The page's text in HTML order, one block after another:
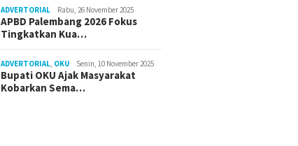
ADVERTORIAL Rabu, 26 November 2025
APBD Palembang 2026 Fokus
Tingkatkan Kua…
ADVERTORIAL, OKU Senin, 10 November 2025
Bupati OKU Ajak Masyarakat
Kobarkan Sema…